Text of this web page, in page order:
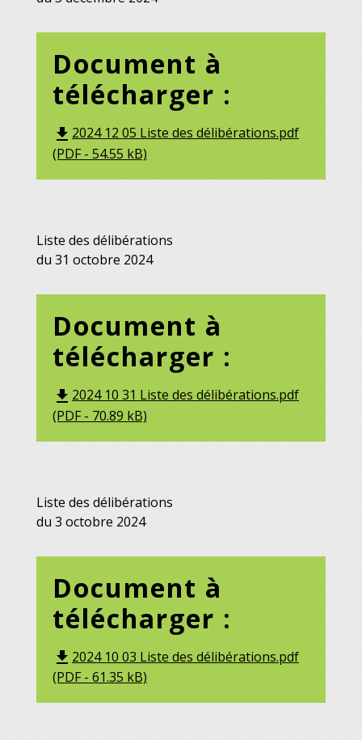
Document à
télécharger :
file_download 2024 12 05 Liste des délibérations.pdf
(PDF - 54.55 kB)
Liste des délibérations
du 31 octobre 2024
Document à
télécharger :
file_download 2024 10 31 Liste des délibérations.pdf
(PDF - 70.89 kB)
Liste des délibérations
du 3 octobre 2024
Document à
télécharger :
file_download 2024 10 03 Liste des délibérations.pdf
(PDF - 61.35 kB)